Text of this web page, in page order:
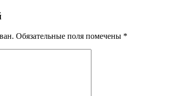
Обязательные поля помечены *